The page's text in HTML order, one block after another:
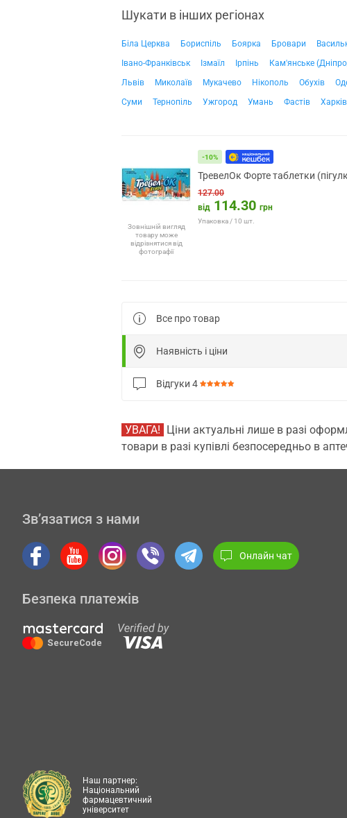
Шукати в інших регіонах
Біла Церква Бориспіль Боярка Бровари
Івано-Франківськ
Ізмаїл Ірпінь Кам'янське
Львів
Миколаїв Мукачево Нікополь Обухів
Суми
Тернопіль Ужгород Умань Фастів Харків
Зовнішній вигляд
товару може
відрізнятися від
фотографії
-10%
ТревелОк Форте таблетки
127.00
від 114.30 грн
Упаковка / 10 шт.
Все про товар
Наявність і ціни
Відгуки 4
УВАГА! Ціни актуальні лише в разі
товари в разі купівлі безпосередньо в
Зв’язатися з нами
Онлайн чат
Безпека платежів
Наш партнер:
Національний
фармацевтичний
університет